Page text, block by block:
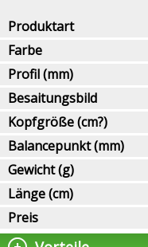
Produktart
Farbe
Profil (mm)
Besaitungsbild
Kopfgröße (cm?)
Balancepunkt (mm)
Gewicht (g)
Länge (cm)
Preis